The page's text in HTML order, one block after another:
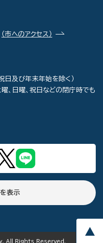
（市へのアクセス）
及び年末年始を除く）
、日曜、祝日などの閉庁時でも
表示
All Rights Reserved.